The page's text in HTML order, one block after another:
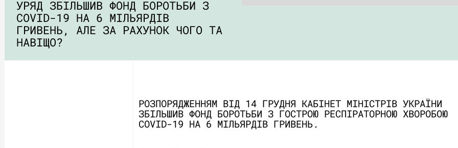
УРЯД ЗБІЛЬШИВ ФОНД БОРОТЬБИ З
COVID-19 НА 6 МІЛЬЯРДІВ
ГРИВЕНЬ, АЛЕ ЗА РАХУНОК ЧОГО ТА
НАВІЩО?
РОЗПОРЯДЖЕННЯМ ВІД 14 ГРУДНЯ КАБІНЕТ МІНІСТРІВ УКРАЇНИ
ЗБІЛЬШИВ ФОНД БОРОТЬБИ З ГОСТРОЮ РЕСПІРАТОРНОЮ ХВОРОБОЮ
COVID-19 НА 6 МІЛЬЯРДІВ ГРИВЕНЬ.